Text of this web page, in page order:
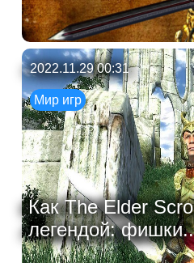
2022.11.29 00:31
Мир игр
Как The Elder
легендой: